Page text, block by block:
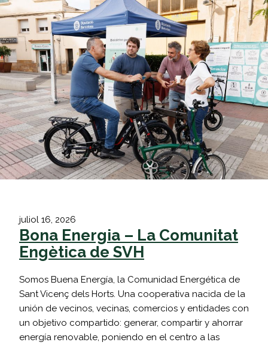
Vés
al
contingut
juliol 16, 2026
Bona Energia – La Comunitat
Engètica de SVH
Somos Buena Energía, la Comunidad Energética de
Sant Vicenç dels Horts. Una cooperativa nacida de la
unión de vecinos, vecinas, comercios y entidades con
un objetivo compartido: generar, compartir y ahorrar
energía renovable, poniendo en el centro a las